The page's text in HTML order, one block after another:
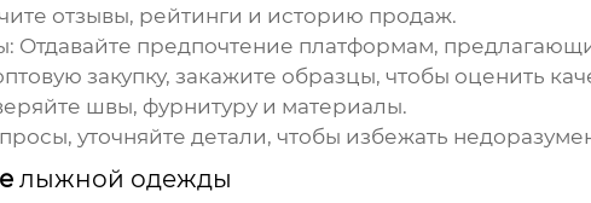
отзывы, рейтинги и историю продаж.
Отдавайте предпочтение платформам,
закупку, закажите образцы, чтобы оценить
швы, фурнитуру и материалы.
уточняйте детали, чтобы избежать
лыжной одежды